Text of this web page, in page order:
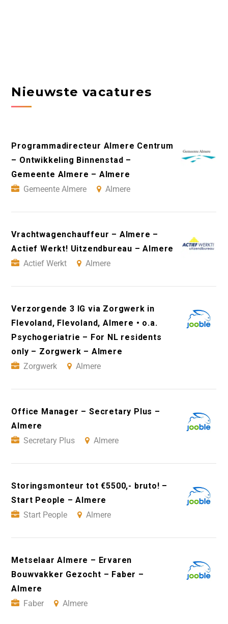
Nieuwste vacatures
Programmadirecteur Almere Centrum
– Ontwikkeling Binnenstad –
Gemeente Almere – Almere
Gemeente Almere
Almere
Vrachtwagenchauffeur – Almere –
Actief Werkt! Uitzendbureau – Almere
Actief Werkt
Almere
Verzorgende 3 IG via Zorgwerk in
Flevoland, Flevoland, Almere • o.a.
Psychogeriatrie – For NL residents
only – Zorgwerk – Almere
Zorgwerk
Almere
Office Manager – Secretary Plus –
Almere
Secretary Plus
Almere
Storingsmonteur tot €5500,- bruto! –
Start People – Almere
Start People
Almere
Metselaar Almere – Ervaren
Bouwvakker Gezocht – Faber –
Almere
Faber
Almere